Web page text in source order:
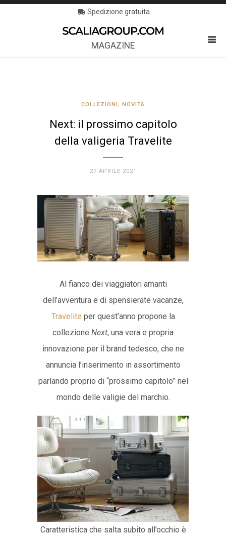
Spedizione gratuita
MAGAZINE
COLLEZIONI, NOVITÀ
Next: il prossimo capitolo
della valigeria Travelite
27 APRILE 2021
Al fianco dei viaggiatori amanti
dell’avventura e di spensierate vacanze,
Travelite per quest’anno propone la
collezione Next, una vera e propria
innovazione per il brand tedesco, che ne
annuncia l’inserimento in assortimento
parlando proprio di “prossimo capitolo” nel
mondo delle valigie del marchio.
Caratteristica che salta subito all’occhio è